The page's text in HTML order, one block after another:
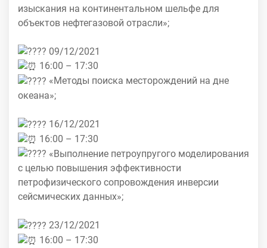
изыскания на континентальном шельфе для
объектов нефтегазовой отрасли»;
09/12/2021
16:00 – 17:30
«Методы поиска месторождений на дне
океана»;
16/12/2021
16:00 – 17:30
«Выполнение петроупругого моделирования
с целью повышения эффективности
петрофизического сопровождения инверсии
сейсмических данных»;
23/12/2021
16:00 – 17:30